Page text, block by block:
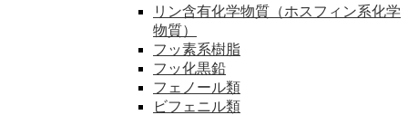
リン含有化学物質（ホスフィン系化学
物質）
フッ素系樹脂
フッ化黒鉛
フェノール類
ビフェニル類